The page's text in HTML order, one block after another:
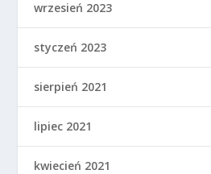
wrzesień 2023
styczeń 2023
sierpień 2021
lipiec 2021
kwiecień 2021